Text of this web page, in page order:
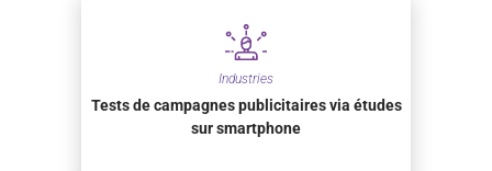
Industries
Tests de campagnes publicitaires via études
sur smartphone